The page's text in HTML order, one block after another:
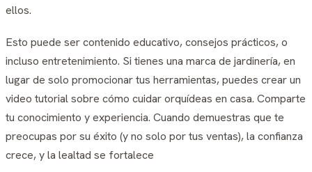
ellos.
Esto puede ser contenido educativo, consejos prácticos, o
incluso entretenimiento. Si tienes una marca de jardinería, en
lugar de solo promocionar tus herramientas, puedes crear un
video tutorial sobre cómo cuidar orquídeas en casa. Comparte
tu conocimiento y experiencia. Cuando demuestras que te
preocupas por su éxito (y no solo por tus ventas), la confianza
crece, y la lealtad se fortalece